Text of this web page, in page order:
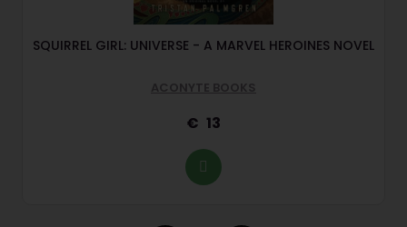
SQUIRREL GIRL: UNIVERSE - A MARVEL HEROINES NOVEL
ACONYTE BOOKS
13